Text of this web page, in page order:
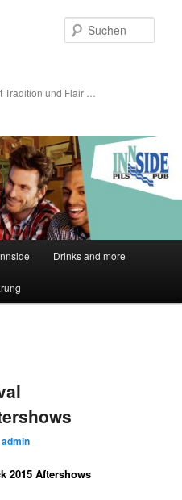
und Flair …
Drinks and more
admin
2015 Aftershows